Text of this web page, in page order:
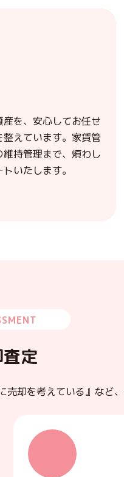
を、安心してお任せ
えています。家賃管
持管理まで、煩わし
いたします。
定
売却を考えている』など、